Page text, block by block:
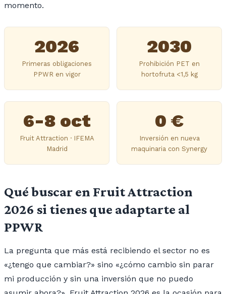
momento.
2026
Primeras obligaciones
PPWR en vigor
2030
Prohibición PET en
hortofruta <1,5 kg
6-8 oct
Fruit Attraction · IFEMA
Madrid
0 €
Inversión en nueva
maquinaria con Synergy
Qué buscar en Fruit Attraction
2026 si tienes que adaptarte al
PPWR
La pregunta que más está recibiendo el sector no es
«¿tengo que cambiar?» sino «¿cómo cambio sin parar
mi producción y sin una inversión que no puedo